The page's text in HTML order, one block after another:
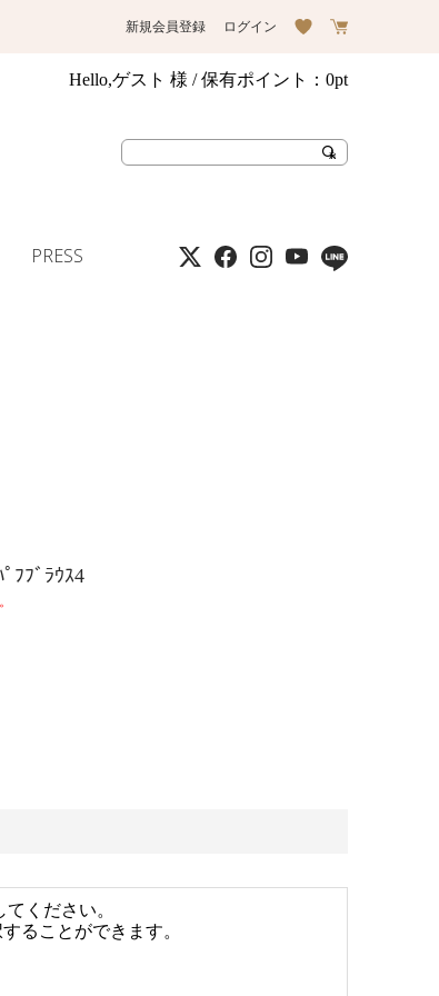
新規会員登録 ログイン
Hello,ゲスト 様 / 保有ポイント： 0pt
PRESS
ﾌﾌﾞﾗｳｽ4
ください。
ることができます。